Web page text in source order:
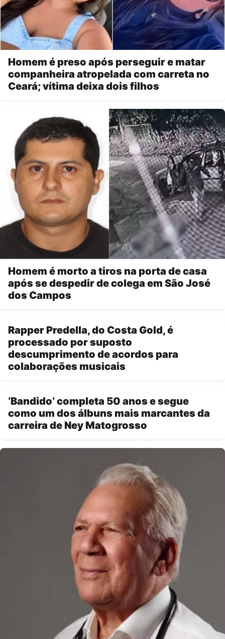
Homem é preso após perseguir e matar
companheira atropelada com carreta no
Ceará; vítima deixa dois filhos
Homem é morto a tiros na porta de casa
após se despedir de colega em São José
dos Campos
Rapper Predella, do Costa Gold, é
processado por suposto
descumprimento de acordos para
colaborações musicais
‘Bandido’ completa 50 anos e segue
como um dos álbuns mais marcantes da
carreira de Ney Matogrosso